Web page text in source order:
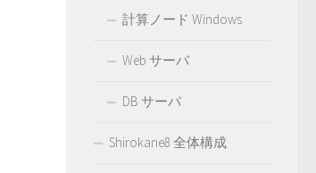
計算ノード Windows
Web サーバ
DB サーバ
Shirokane8 全体構成